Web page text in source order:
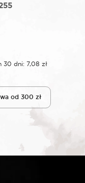
30 dni: 7,08 zł
od 300 zł